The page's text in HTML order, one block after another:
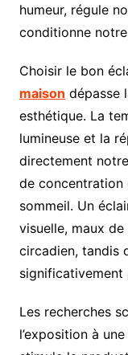
humeur, régule
conditionne
Choisir le bon
maison dépasse
esthétique. La
lumineuse et la
directement
de concentration
sommeil. Un
visuelle, maux
circadien, tandis
significativement
Les recherches
l’exposition à